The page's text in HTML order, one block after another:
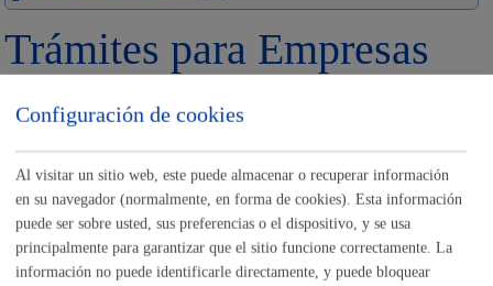
Trámites para Empresas
Buscar
Listado completo de Trámites
Llego, vivo en Donostia
Configuración de cookies
Al visitar un sitio web, este puede almacenar o recuperar información
en su navegador (normalmente, en forma de cookies). Esta información
puede ser sobre usted, sus preferencias o el dispositivo, y se usa
principalmente para garantizar que el sitio funcione correctamente. La
información no puede identificarle directamente, y puede bloquear